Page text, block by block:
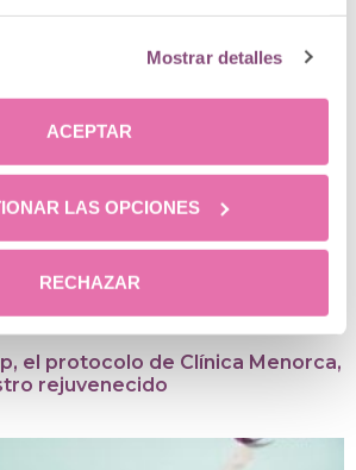
Mostrar detalles
ACEPTAR
LAS OPCIONES
RECHAZAR
el protocolo de Clínica Menorca,
rejuvenecido